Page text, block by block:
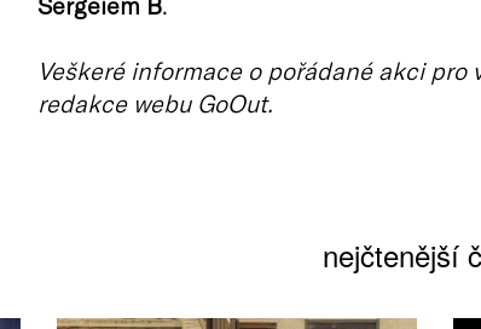
Veškeré informace o pořádané akci pro
redakce webu GoOut.
nejčtenější